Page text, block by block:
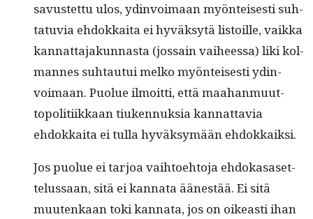
savustet­tu ulos, ydin­voimaan myön­teis­es­ti suh­
tatu­via ehdokkai­ta ei hyväksytä lis­toille, vaik­ka
kan­nat­ta­jakun­nas­ta (jos­sain vai­heessa) liki kol­
mannes suh­tau­tui melko myön­teis­es­ti ydin­
voimaan. Puolue ilmoit­ti, että maa­han­muut­
topoli­ti­ikkaan tiuken­nuk­sia kan­nat­tavia
ehdokkai­ta ei tul­la hyväksymään ehdokkaiksi.
Jos puolue ei tar­joa vai­h­toe­hto­ja ehdokasaset­
telus­saan, sitä ei kan­na­ta äänestää. Ei sitä
muutenkaan toki kan­na­ta, jos on oikeasti ihan